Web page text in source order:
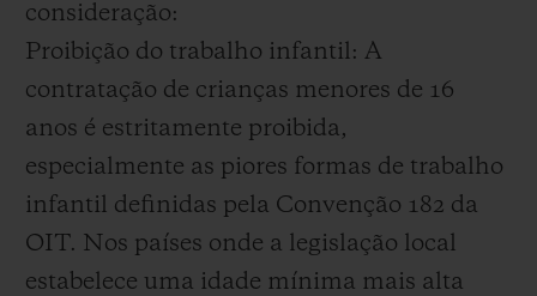
consideração:
Proibição do trabalho infantil: A
contratação de crianças menores de 16
anos é estritamente proibida,
especialmente as piores formas de trabalho
infantil definidas pela Convenção 182 da
OIT. Nos países onde a legislação local
estabelece uma idade mínima mais alta